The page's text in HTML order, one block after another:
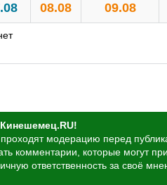
08.08 09.08
модерацию перед
комментарии, которые могут
ответственность за своё